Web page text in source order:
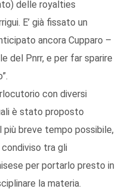
delle royalties
E’ già fissato un
ancora Cupparo –
del Pnrr, e per far sparire
con diversi
è stato proposto
più breve tempo possibile,
tra gli
per portarlo presto in
la materia.